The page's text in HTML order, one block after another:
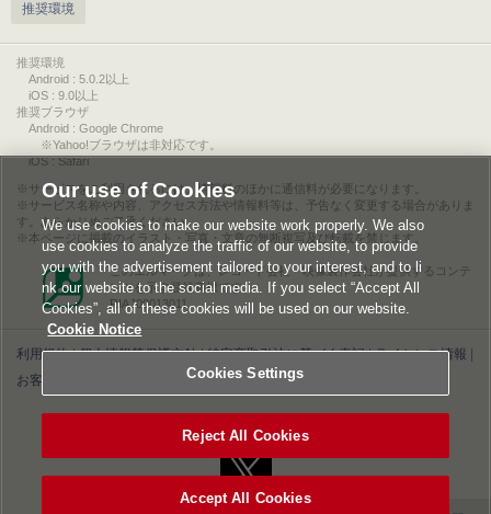
推奨環境
推奨環境
Android : 5.0.2以上
iOS : 9.0以上
推奨ブラウザ
Android : Google Chrome
※Yahoo!ブラウザは非対応です。
iOS : Safari
サービスをご利用されるには、情報料のほかに通信料が必要になります。
サービス名称や内容、アクセス方法や情報料等は、予告なく変更する場合がありま
す。あらかじめご了承ください。
本ページに掲載のイラスト・写真・文章の無断複写及び転載を禁じます。
このエルマークは、レコード会社・映像製作会社が提供するコンテ
ンツを示す登録商標です。
RIAJ00013011
利用規約|個人情報等保護方針|特定商取引法に基づく表記|ライセンス情報
お客様情報の外部送信について|Cookies Settings
Our use of Cookies
We use cookies to make our website work properly. We also
use cookies to analyze the traffic of our website, to provide
you with the advertisement tailored to your interest, and to li
nk our website to the social media. If you select “Accept All
Cookies”, all of these cookies will be used on our website.
Cookie Notice
Cookies Settings
Reject All Cookies
Accept All Cookies